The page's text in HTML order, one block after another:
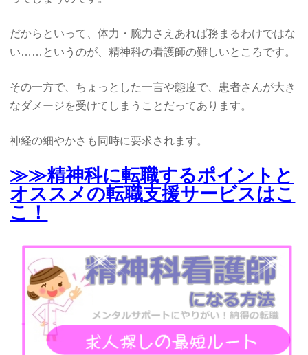
だからといって、体力・腕力さえあれば務まるわけではな
い……というのが、精神科の看護師の難しいところです。
その一方で、ちょっとした一言や態度で、患者さんが大き
なダメージを受けてしまうことだってあります。
神経の細やかさも同時に要求されます。
≫≫精神科に転職するポイントと
オススメの転職支援サービスはこ
こ！